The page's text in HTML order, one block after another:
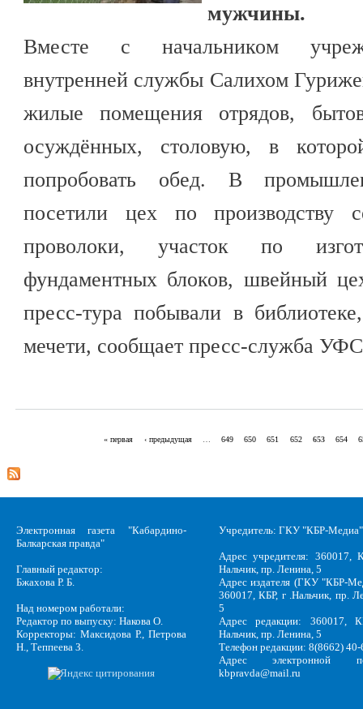
мужчины.
Вместе с начальником
внутренней службы Салихом
жилые помещения отрядов,
осуждённых, столовую, в
попробовать обед. В
посетили цех по производству
проволоки, участок по
фундаментных блоков, швейный
пресс-тура побывали в
мечети, сообщает пресс-служба
« первая ‹ предыдущая … 649 650 651 652 653 654
Электронная газета "Кабардино-
Балкарская правда"
Главный редактор:
Бжахова Р. Б.
Над номером работали:
Редактор по выпуску: Накова О.
Корректоры: Максидова Р., Петрова
Н., Теппеева З.
Учредитель: ГКУ "КБР-Медиа"
Адрес учредителя: 360017,
Нальчик, пр. Ленина, 5
Адрес издателя (ГКУ "КБР-
360017, КБР, г .Нальчик, пр.
5
Адрес редакции: 360017,
Нальчик, пр. Ленина, 5
Телефон редакции: 8(8662)
Адрес электронной
kbpravda@mail.ru